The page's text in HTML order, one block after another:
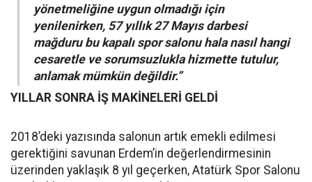
yönetmeliğine uygun olmadığı için
yenilenirken, 57 yıllık 27 Mayıs darbesi
mağduru bu kapalı spor salonu hala nasıl hangi
cesaretle ve sorumsuzlukla hizmette tutulur,
anlamak mümkün değildir.”
YILLAR SONRA İŞ MAKİNELERİ GELDİ
2018’deki yazısında salonun artık emekli edilmesi
gerektiğini savunan Erdem’in değerlendirmesinin
üzerinden yaklaşık 8 yıl geçerken, Atatürk Spor Salonu